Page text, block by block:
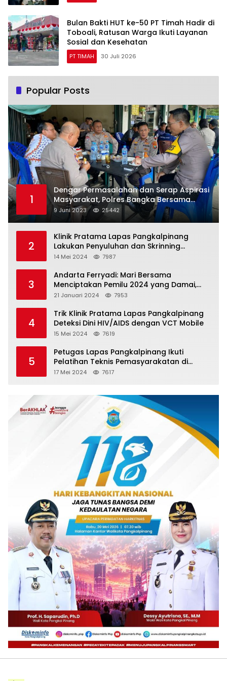
Bulan Bakti HUT ke-50 PT Timah Hadir di
Toboali, Ratusan Warga Ikuti Layanan
Sosial dan Kesehatan
PT TIMAH 30 Juli 2026
Popular Posts
1
Dengar Permasalahan dan Serap Aspirasi
Masyarakat, Polres Bangka Bersama
Polsek Pemali Rutin Gelar Jumat Curhat
9 Juni 2023 25442
2
Klinik Pratama Lapas Pangkalpinang
Lakukan Penyuluhan dan Skrinning
Kesehatan Jiwa Bagi Warga Binaan
14 Mei 2024 7987
3
Andarta Ferryadi: Mari Bersama
Menciptakan Pemilu 2024 yang Damai,
Jujur dan Adil.
21 Januari 2024 7953
4
Trik Klinik Pratama Lapas Pangkalpinang
Deteksi Dini HIV/AIDS dengan VCT Mobile
15 Mei 2024 7619
5
Petugas Lapas Pangkalpinang Ikuti
Pelatihan Teknis Pemasyarakatan di
Batam
17 Mei 2024 7617